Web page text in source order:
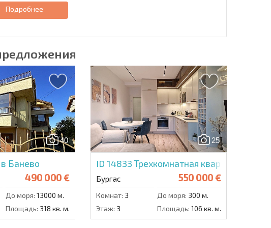
Подробнее
40
Банево
490 000 €
До моря: 13000 м.
Площадь: 318 кв. м.
25
ID 14833 Трехкомнатная квартира в
Бургас 550 000 €
Комнат: 3 До моря: 300 м.
Этаж: 3 Площадь: 106 кв. м.